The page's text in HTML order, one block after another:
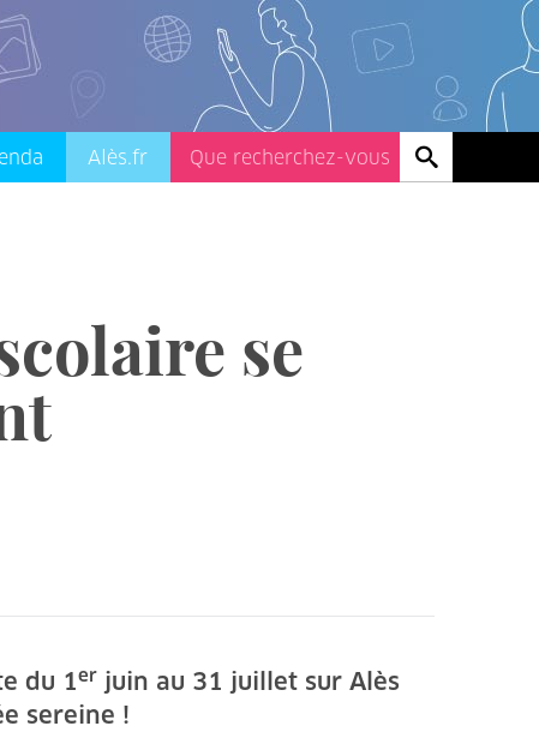
Alès.fr
se
du 1er juin au 31 juillet sur Alès
sereine !